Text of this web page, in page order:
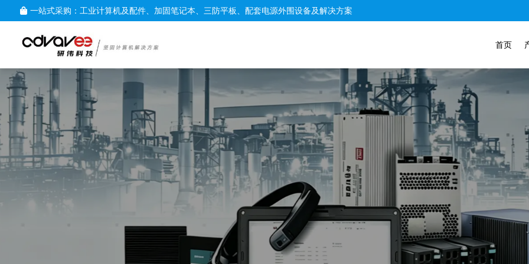
一站式采购：工业计算机及配件、加固笔记本、三防平板、配套电源外围设备及解决方案
首页
定制服务
提供完全个性化服务，以满足贵公司或团队的需求，
为您的专业产业量身打造解决方案，专为满足您的确切需求而
查看产品